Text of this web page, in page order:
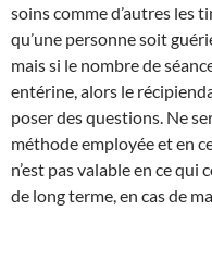
soins comme d’autres les
qu’une personne soit
mais si le nombre de
entérine, alors le
poser des questions. Ne
méthode employée et en
n’est pas valable en ce
de long terme, en cas de